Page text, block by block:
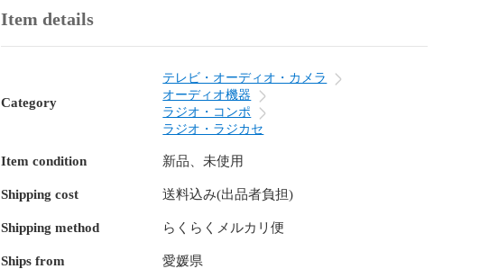
ます。（ディスプレイ左側のツマミを回すと音量調整ができます。）
●充電式大容量バッテリーの採用により1回のフル充電で最大9時間の
FM試聴や音楽再生を楽しむことができます。
★初期不良は取引メッセージよりご連絡くだされば早急に対応させて
でご了承ください。
OP袋にて包装しております。
★プチプチで丁寧に包んで匿名配送で追跡可能ならくらくメルカリ便
で発送させていただきます。
★ご不明な点がありましたらお気軽にコメントください！
Item details
Category
テレビ・オーディオ・カメラ
オーディオ機器
ラジオ・コンポ
ラジオ・ラジカセ
Item condition 新品、未使用
Shipping cost 送料込み(出品者負担)
Shipping method らくらくメルカリ便
Ships from 愛媛県